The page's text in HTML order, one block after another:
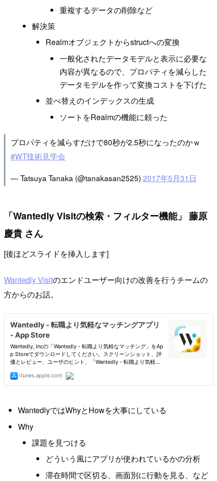
重複するデータの削除など
解決策
Realmオブジェクトからstructへの変換
一般化されたデータモデルと表示に必要な
内容が異なるので、プロパティを減らした
データモデルを作って変換コストを下げた
並べ替えのインデックスの生成
ソートをRealmの機能に頼った
プロパティを減らすだけで80秒が2.5秒になったのかｗ
#WT技術見学会
— Tatsuya Tanaka (@tanakasan2525) 2017年5月31日
「Wantedly Visitの検索・フィルター機能」 藤原
慶貴 さん
[後ほどスライドを挿入します]
Wantedly Visitのエンドユーザー向けの改善を行うチームの
方からのお話。
WantedlyではWhyとHowを大事にしている
Why
課題を見つける
どういう風にアプリが使われているかの分析
滞在時間で区切る、画面別に行動を見る、など